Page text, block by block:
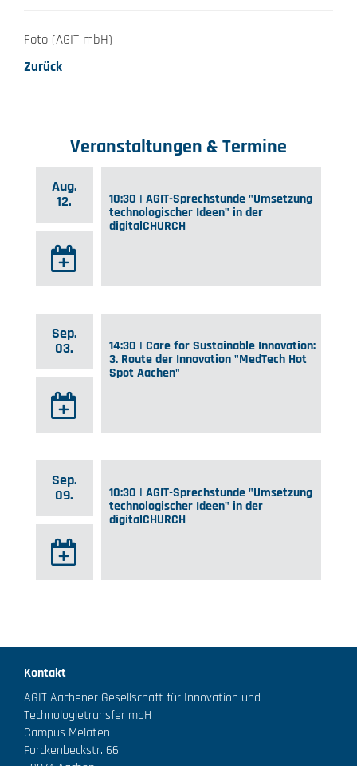
Foto (AGIT mbH)
Zurück
Veranstaltungen & Termine
Aug.
12.
10:30 | AGIT-Sprechstunde "Umsetzung
technologischer Ideen" in der
digitalCHURCH
Sep.
03.
14:30 | Care for Sustainable Innovation:
3. Route der Innovation "MedTech Hot
Spot Aachen"
Sep.
09.
10:30 | AGIT-Sprechstunde "Umsetzung
technologischer Ideen" in der
digitalCHURCH
Kontakt
AGIT Aachener Gesellschaft für Innovation und
Technologietransfer mbH
Campus Melaten
Forckenbeckstr. 66